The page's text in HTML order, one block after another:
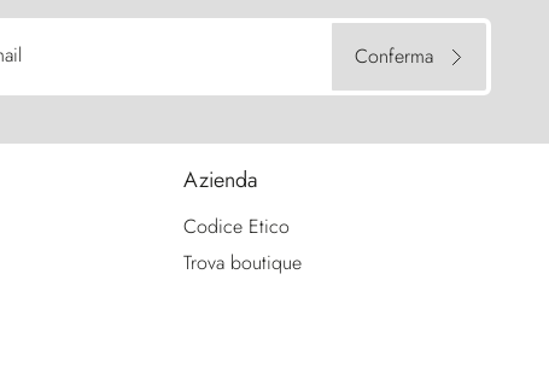
Conferma
Azienda
Codice Etico
Trova boutique